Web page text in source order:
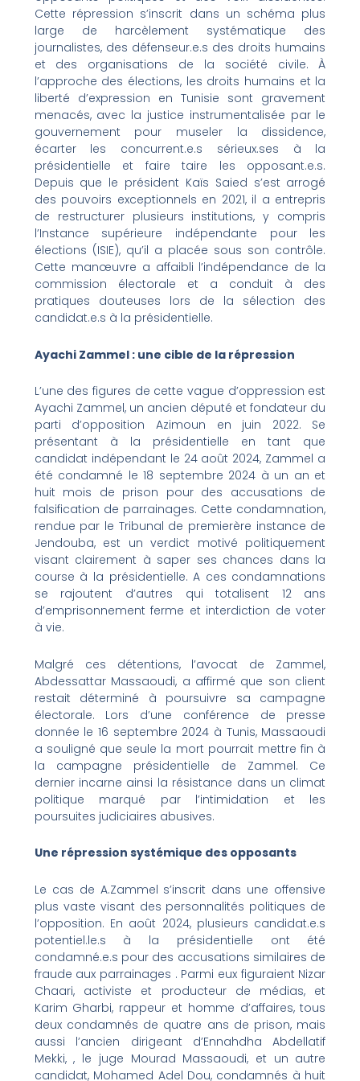
Cette répression s’inscrit dans un schéma plus
large de harcèlement systématique des
journalistes, des défenseur.e.s des droits humains
et des organisations de la société civile. À
l’approche des élections, les droits humains et la
liberté d’expression en Tunisie sont gravement
menacés, avec la justice instrumentalisée par le
gouvernement pour museler la dissidence,
écarter les concurrent.e.s sérieux.ses à la
présidentielle et faire taire les opposant.e.s.
Depuis que le président Kaïs Saied s’est arrogé
des pouvoirs exceptionnels en 2021, il a entrepris
de restructurer plusieurs institutions, y compris
l’Instance supérieure indépendante pour les
élections (ISIE), qu’il a placée sous son contrôle.
Cette manœuvre a affaibli l’indépendance de la
commission électorale et a conduit à des
pratiques douteuses lors de la sélection des
candidat.e.s à la présidentielle.
Ayachi Zammel : une cible de la répression
L’une des figures de cette vague d’oppression est
Ayachi Zammel, un ancien député et fondateur du
parti d’opposition Azimoun en juin 2022. Se
présentant à la présidentielle en tant que
candidat indépendant le 24 août 2024, Zammel a
été condamné le 18 septembre 2024 à un an et
huit mois de prison pour des accusations de
falsification de parrainages. Cette condamnation,
rendue par le Tribunal de premierère instance de
Jendouba, est un verdict motivé politiquement
visant clairement à saper ses chances dans la
course à la présidentielle. A ces condamnations
se rajoutent d’autres qui totalisent 12 ans
d’emprisonnement ferme et interdiction de voter
à vie.
Malgré ces détentions, l’avocat de Zammel,
Abdessattar Massaoudi, a affirmé que son client
restait déterminé à poursuivre sa campagne
électorale. Lors d’une conférence de presse
donnée le 16 septembre 2024 à Tunis, Massaoudi
a souligné que seule la mort pourrait mettre fin à
la campagne présidentielle de Zammel. Ce
dernier incarne ainsi la résistance dans un climat
politique marqué par l’intimidation et les
poursuites judiciaires abusives.
Une répression systémique des opposants
Le cas de A.Zammel s’inscrit dans une offensive
plus vaste visant des personnalités politiques de
l’opposition. En août 2024, plusieurs candidat.e.s
potentiel.le.s à la présidentielle ont été
condamné.e.s pour des accusations similaires de
fraude aux parrainages . Parmi eux figuraient Nizar
Chaari, activiste et producteur de médias, et
Karim Gharbi, rappeur et homme d’affaires, tous
deux condamnés de quatre ans de prison, mais
aussi l’ancien dirigeant d’Ennahdha Abdellatif
Mekki, , le juge Mourad Massaoudi, et un autre
candidat, Mohamed Adel Dou, condamnés à huit